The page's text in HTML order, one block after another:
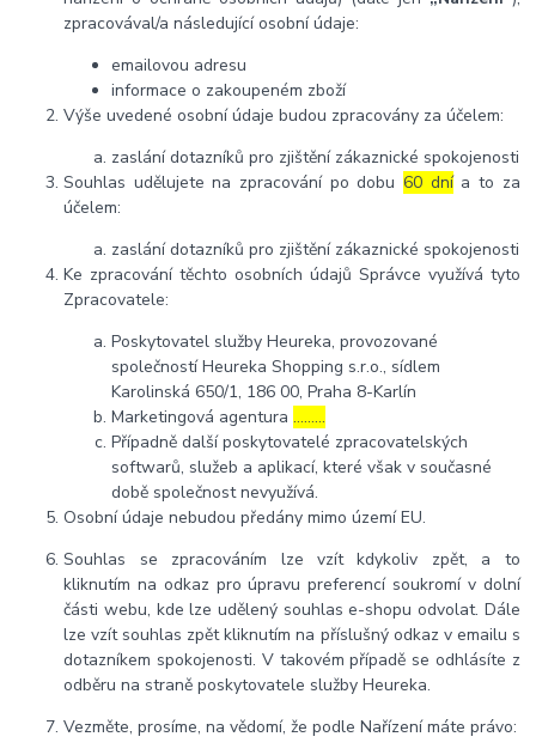
zpracovával/a následující osobní údaje:
emailovou adresu
informace o zakoupeném zboží
Výše uvedené osobní údaje budou zpracovány za účelem:
zaslání dotazníků pro zjištění zákaznické spokojenosti
Souhlas udělujete na zpracování po dobu60 dnía to za
účelem:
zaslání dotazníků pro zjištění zákaznické spokojenosti
Ke zpracování těchto osobních údajů Správce využívá tyto
Zpracovatele:
Poskytovatel služby Heureka, provozované
společností Heureka Shopping s.r.o., sídlem
Karolinská 650/1, 186 00, Praha 8-Karlín
Marketingová agentura………
Případně další poskytovatelé zpracovatelských
softwarů, služeb a aplikací, které však v současné
době společnost nevyužívá.
Osobní údaje nebudou předány mimo území EU.
Souhlas se zpracováním lze vzít kdykoliv zpět, a to
kliknutím na odkaz pro úpravu preferencí soukromí v dolní
části webu, kde lze udělený souhlas e-shopu odvolat. Dále
lze vzít souhlas zpět kliknutím na příslušný odkaz v emailu s
dotazníkem spokojenosti. V takovém případě se odhlásíte z
odběru na straně poskytovatele služby Heureka.
Vezměte, prosíme, na vědomí, že podle Nařízení máte právo: